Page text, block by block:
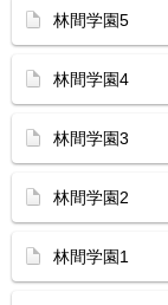
林間学園5
林間学園4
林間学園3
林間学園2
林間学園1